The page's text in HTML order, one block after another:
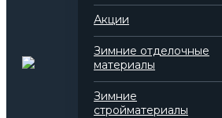
Акции
Зимние отделочные
материалы
Зимние
стройматериалы